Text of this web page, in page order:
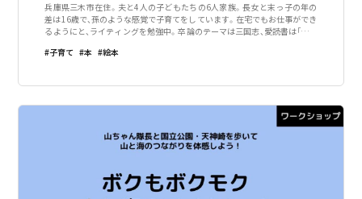
兵庫県三木市在住。夫と4人の子どもたちの6人家族。長女と末っ子の年の
差は16歳で、孫のような感覚で子育てをしています。在宅でもお仕事ができ
るようにと、ライティングを勉強中。卒論のテーマは三国志、愛読書は「竜馬
子育て 本 絵本